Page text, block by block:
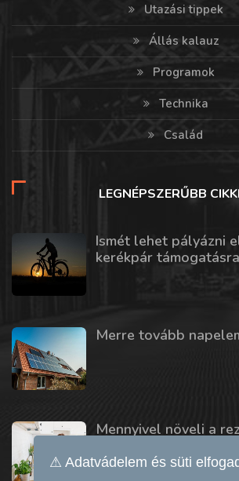
Utazási tippek
Állás kalauz
Programok
Technika
Család
LEGNÉPSZERŰBB
Ismét lehet pályázni
kerékpár támogatásra
Merre tovább
Mennyivel növeli a
⚠ Adatvádelem és süti